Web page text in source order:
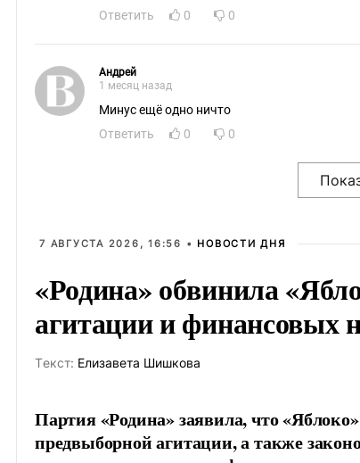
Ответить
0 0
Андрей
1 месяц назад
Минус ещё одно ничто
Ответить
0 0
7 АВГУСТА 2026, 16:56 • НОВОСТИ ДНЯ
«Родина» обвинила
агитации и финансовых
Tекст: Елизавета Шишкова
Партия «Родина» заявила, что
предвыборной агитации, а также